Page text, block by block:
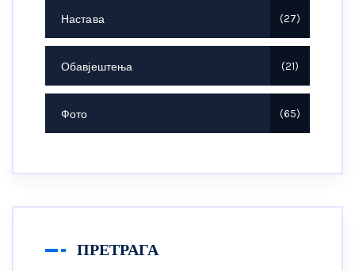
Настава 27
Обавјештења 21
Фото 65
ПРЕТРАГА